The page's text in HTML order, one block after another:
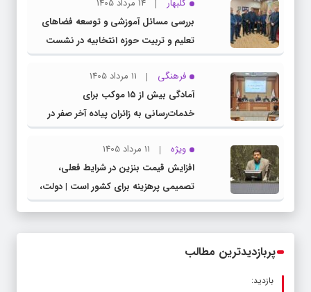
گلبهار
14 مرداد 1405
بررسی مسائل آموزشی و توسعه فضاهای
تعلیم و تربیت حوزه انتخابیه در نشست
مشترک عضو کمیسیون آموزش مجلس با
مدیرکل آموزش و پرورش خراسان رضوی
فرهنگی
11 مرداد 1405
آمادگی بیش از ۱۵ موکب برای
خدمات‌رسانی به زائران پیاده آخر صفر در
شهرستان چناران
ویژه
11 مرداد 1405
افزایش قیمت بنزین در شرایط فعلی،
تصمیمی پرهزینه برای کشور است | دولت،
قاچاق سوخت و عوامل اصلی ناترازی را
پربازدیدترین مطالب
بازدید: